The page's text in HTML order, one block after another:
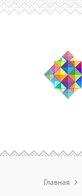
Главная